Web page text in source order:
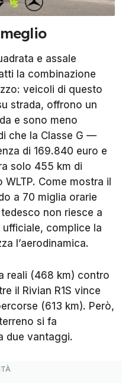
e assale
la combinazione
veicoli di questo
strada, offrono un
e sono meno
che la Classe G —
di 169.840 euro e
solo 455 km di
Come mostra il
a 70 miglia orarie
non riesce a
complice la
l’aerodinamica.
reali (468 km) contro
il Rivian R1S vince
(613 km). Però,
si fa
due vantaggi.